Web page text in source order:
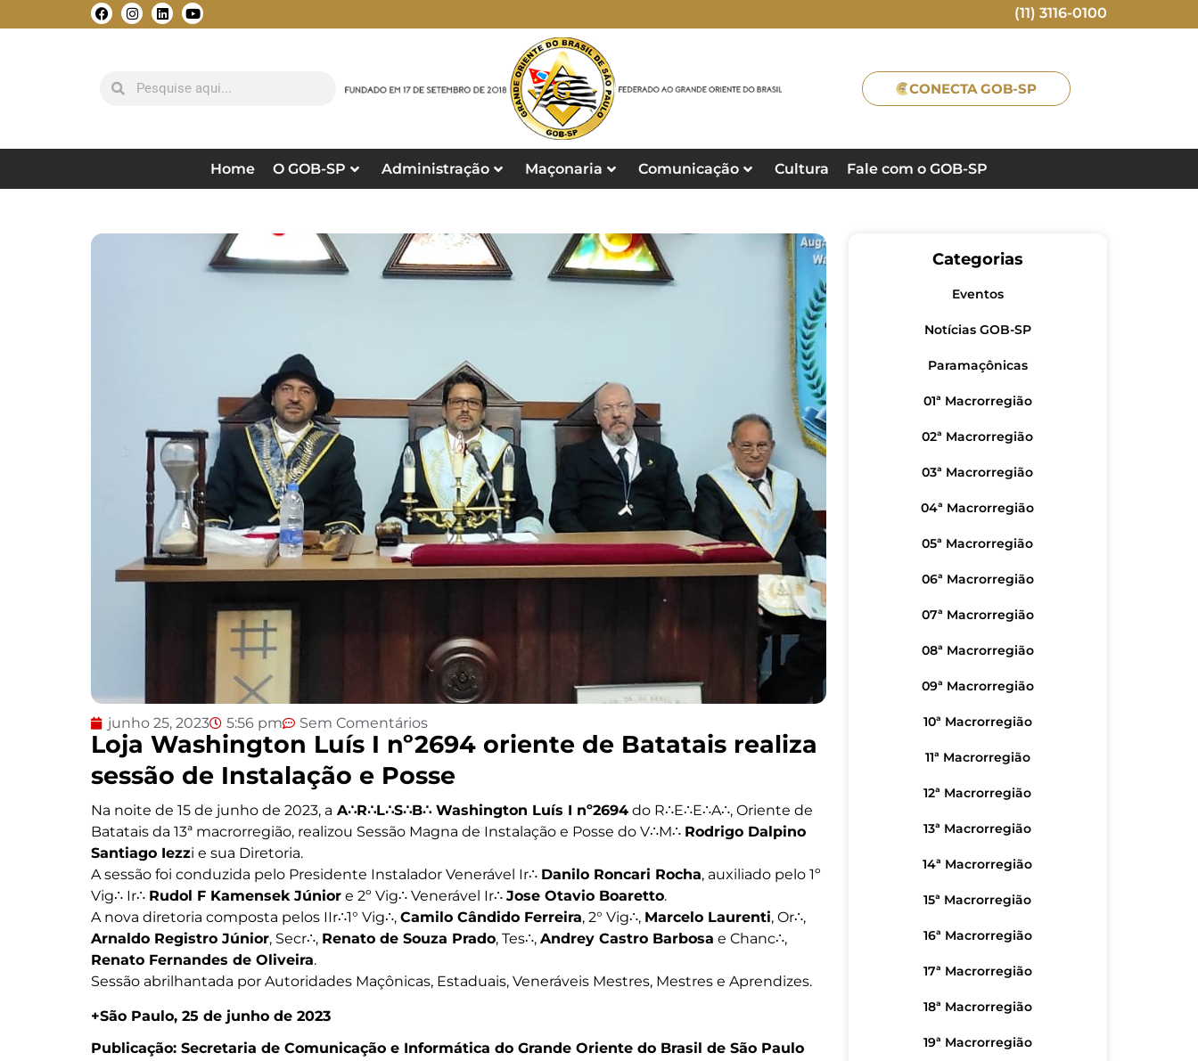
(11) 3116-0100
CONECTA GOB-SP
Home O GOB-SP Administração Maçonaria Comunicação Cultura Fale com o GOB-SP
junho 25, 2023 5:56 pm Sem Comentários
Loja Washington Luís I nº2694 oriente de Batatais realiza
sessão de Instalação e Posse
Na noite de 15 de junho de 2023, a A∴R∴L∴S∴B∴ Washington Luís I nº2694 do R∴E∴E∴A∴, Oriente de
Batatais da 13ª macrorregião, realizou Sessão Magna de Instalação e Posse do V∴M∴ Rodrigo Dalpino
Santiago Iezzi e sua Diretoria.
A sessão foi conduzida pelo Presidente Instalador Venerável Ir∴ Danilo Roncari Rocha, auxiliado pelo 1º
Vig∴ Ir∴ Rudol F Kamensek Júnior e 2º Vig∴ Venerável Ir∴ Jose Otavio Boaretto.
A nova diretoria composta pelos IIr∴1° Vig∴, Camilo Cândido Ferreira, 2° Vig∴, Marcelo Laurenti, Or∴,
Arnaldo Registro Júnior, Secr∴, Renato de Souza Prado, Tes∴, Andrey Castro Barbosa e Chanc∴,
Renato Fernandes de Oliveira.
Sessão abrilhantada por Autoridades Maçônicas, Estaduais, Veneráveis Mestres, Mestres e Aprendizes.
+São Paulo, 25 de junho de 2023
Publicação: Secretaria de Comunicação e Informática do Grande Oriente do Brasil de São Paulo
Categorias
Eventos
Notícias GOB-SP
Paramaçônicas
01ª Macrorregião
02ª Macrorregião
03ª Macrorregião
04ª Macrorregião
05ª Macrorregião
06ª Macrorregião
07ª Macrorregião
08ª Macrorregião
09ª Macrorregião
10ª Macrorregião
11ª Macrorregião
12ª Macrorregião
13ª Macrorregião
14ª Macrorregião
15ª Macrorregião
16ª Macrorregião
17ª Macrorregião
18ª Macrorregião
19ª Macrorregião